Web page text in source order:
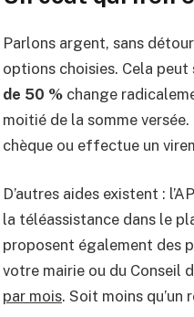
Parlons argent, sans
options choisies. Cela
de 50 % change
moitié de la somme
chèque ou effectue un
D’autres aides existent :
la téléassistance dans le
proposent également des
votre mairie ou du Conseil
par mois. Soit moins qu’un